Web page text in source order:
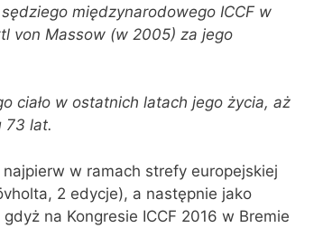
międzynarodowego ICCF w
von Massow (w 2005) za jego
ciało w ostatnich latach jego życia, aż
73 lat.
w ramach strefy europejskiej
2 edycje), a następnie jako
na Kongresie ICCF 2016 w Bremie